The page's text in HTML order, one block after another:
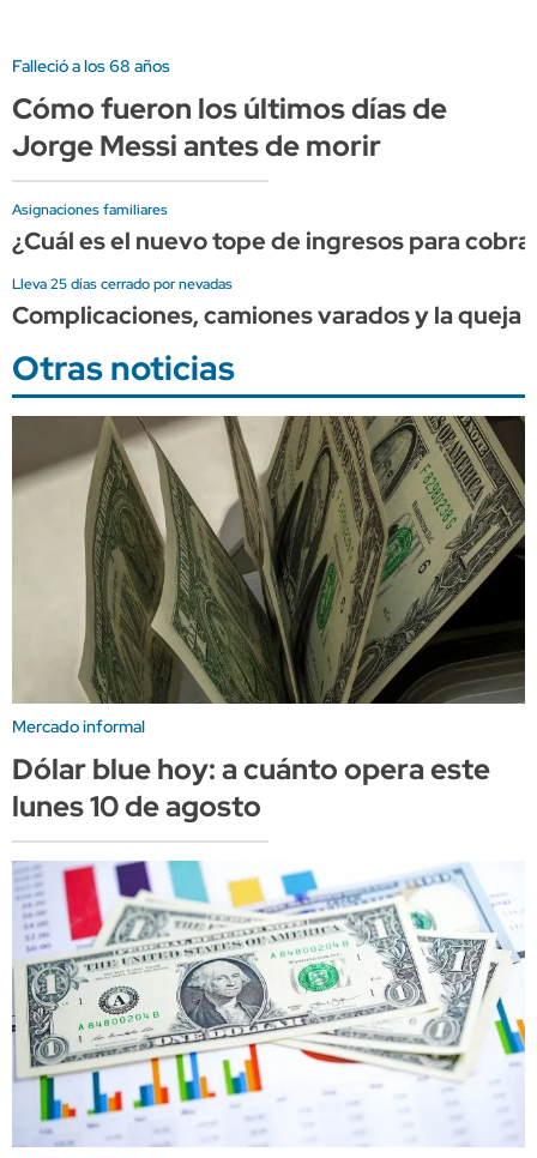
Falleció a los 68 años
Cómo fueron los últimos días de
Jorge Messi antes de morir
Asignaciones familiares
¿Cuál es el nuevo tope de ingresos para
Lleva 25 días cerrado por nevadas
Complicaciones, camiones varados y la
Otras noticias
Mercado informal
Dólar blue hoy: a cuánto opera este
lunes 10 de agosto